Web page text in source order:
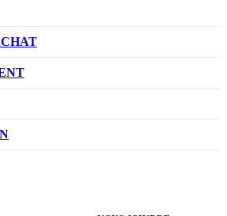
D’OCCASION
CONCESSIONNAIRE
VOTRE VÉHICULE
UN ESSAI ROUTIER
UN PRIX
DE CRÉDIT AUTO
UN RENDEZ-VOUS
SKYACTIV